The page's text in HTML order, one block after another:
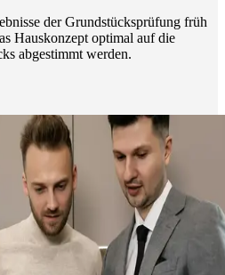
der Grundstücksprüfung früh
Hauskonzept optimal auf die
abgestimmt werden.